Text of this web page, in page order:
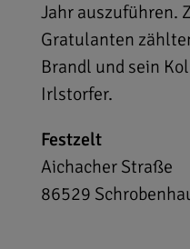
Jahr auszuführen.
Gratulanten
Brandl und sein
Irlstorfer.
Festzelt
Aichacher Straße
86529